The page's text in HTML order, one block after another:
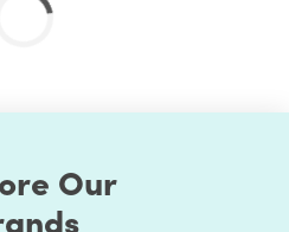
des paiements ou
vous avez besoin pour
Our